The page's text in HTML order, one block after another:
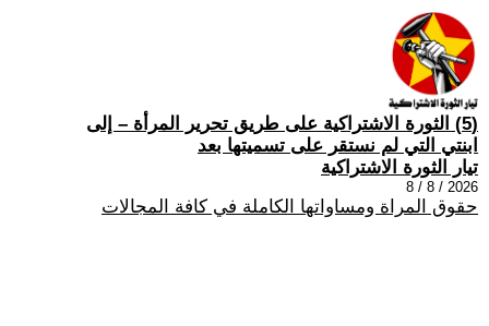
(5) الثورة الاشتراكية على طريق تحرير المرأة – إلى
ابنتي التي لم نستقر على تسميتها بعد
تيار الثورة الاشتراكية
2026 / 8 / 8
حقوق المراة ومساواتها الكاملة في كافة المجالات